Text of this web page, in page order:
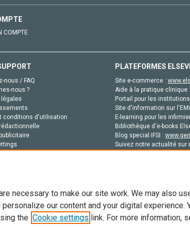
COMPTE
nous / FAQ
nous ?
conditions d'utilisation
PLATEFORMES
Site e-commerce :
Aide à la pratique clinique :
Portail pour les
Site d'information sur
E-learning pour les
Bibliothèque d'e-books
Blog special IFSI :
Suivez notre actualité sur
de ce site: Copyright © 2026 Elsevier, ses concédants de
necessary to make our site work. We may also
our content and your digital experience.
the Cookie settings link. For more information,